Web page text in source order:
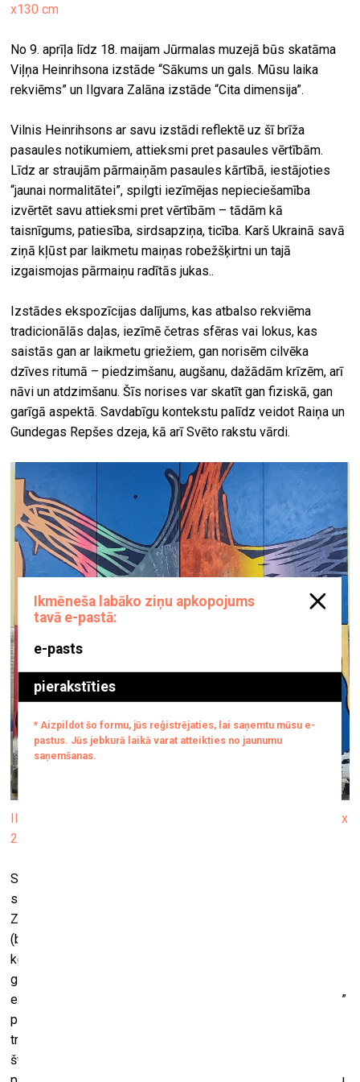
x130 cm
No 9. aprīļa līdz 18. maijam Jūrmalas muzejā būs skatāma
Viļņa Heinrihsona izstāde “Sākums un gals. Mūsu laika
rekviēms” un Ilgvara Zalāna izstāde “Cita dimensija”.
Vilnis Heinrihsons ar savu izstādi reflektē uz šī brīža
pasaules notikumiem, attieksmi pret pasaules vērtībām.
Līdz ar straujām pārmaiņām pasaules kārtībā, iestājoties
“jaunai normalitātei”, spilgti iezīmējas nepieciešamība
izvērtēt savu attieksmi pret vērtībām – tādām kā
taisnīgums, patiesība, sirdsapziņa, ticība. Karš Ukrainā savā
ziņā kļūst par laikmetu maiņas robežšķirtni un tajā
izgaismojas pārmaiņu radītās jukas..
Izstādes ekspozīcijas dalījums, kas atbalso rekviēma
tradicionālās daļas, iezīmē četras sfēras vai lokus, kas
saistās gan ar laikmetu griežiem, gan norisēm cilvēka
dzīves ritumā – piedzimšanu, augšanu, dažādām krīzēm, arī
nāvi un atdzimšanu. Šīs norises var skatīt gan fiziskā, gan
garīgā aspektā. Savdabīgu kontekstu palīdz veidot Raiņa un
Gundegas Repšes dzeja, kā arī Svēto rakstu vārdi.
Ilgvars Zalāns. Sveiciens saulei. 2025. Audekls, akrils. 200 x
200 cm
Savukārt, Ilgvara Zalāna izstāde “Cita dimensija” uzrunā ar
skaidri nolasāmo gleznotprieku un brīvības garšu. Ilgvara
Zalāna māksla šobrīd ir klasiska ekspresīvā abstrakcija
(bieži izmantojot arī dabā un ceļojumos skatītās
kompozīcijas un ritmus), kurā mazāk eksponējas izsvērtu
glezniecisku laukumu kārtojums; tā vairāk ir acumirkļa
emocionālo noskaņu paušana ar līniju ritmu un “raksturakstu”
palīdzību, tā ir arī paļaušanās uz paša temperamentīgo
triepienu. Klāt nākuši dažādu faktūru (pilinājumi, tecinājumi,
švīkojumi u.c.) kārtojumi. Ir sasniegta augsta veiklības un